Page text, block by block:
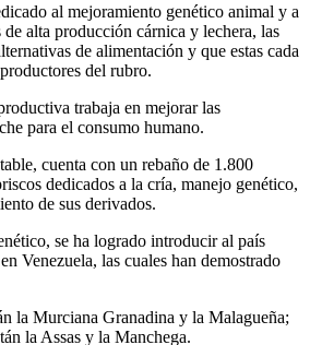
al mejoramiento genético animal y a
alta producción cárnica y lechera, las
de alimentación y que estas cada
del rubro.
trabaja en mejorar las
para el consumo humano.
cuenta con un rebaño de 1.800
dedicados a la cría, manejo genético,
de sus derivados.
se ha logrado introducir al país
Venezuela, las cuales han demostrado
la Murciana Granadina y la Malagueña;
la Assas y la Manchega.